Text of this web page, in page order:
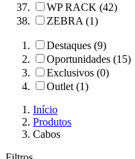
WP RACK (42)
ZEBRA (1)
Destaques (9)
Oportunidades (15)
Exclusivos (0)
Outlet (1)
Início
Produtos
Cabos